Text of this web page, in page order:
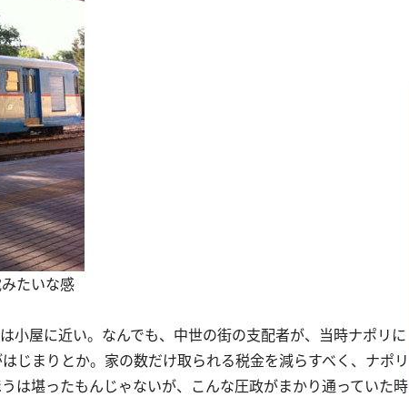
たいな感
屋に近い。なんでも、中世の街の支配者が、当時ナポリに
じまりとか。家の数だけ取られる税金を減らすべく、ナポリ
は堪ったもんじゃないが、こんな圧政がまかり通っていた時